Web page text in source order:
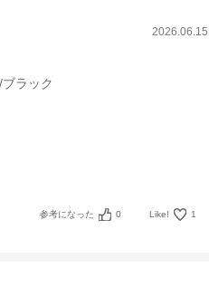
2026.06.15
ラック
参考になった 0 Like! 1